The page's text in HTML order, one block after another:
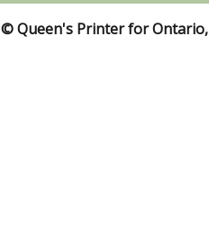
© Queen's Printer for Ontario,